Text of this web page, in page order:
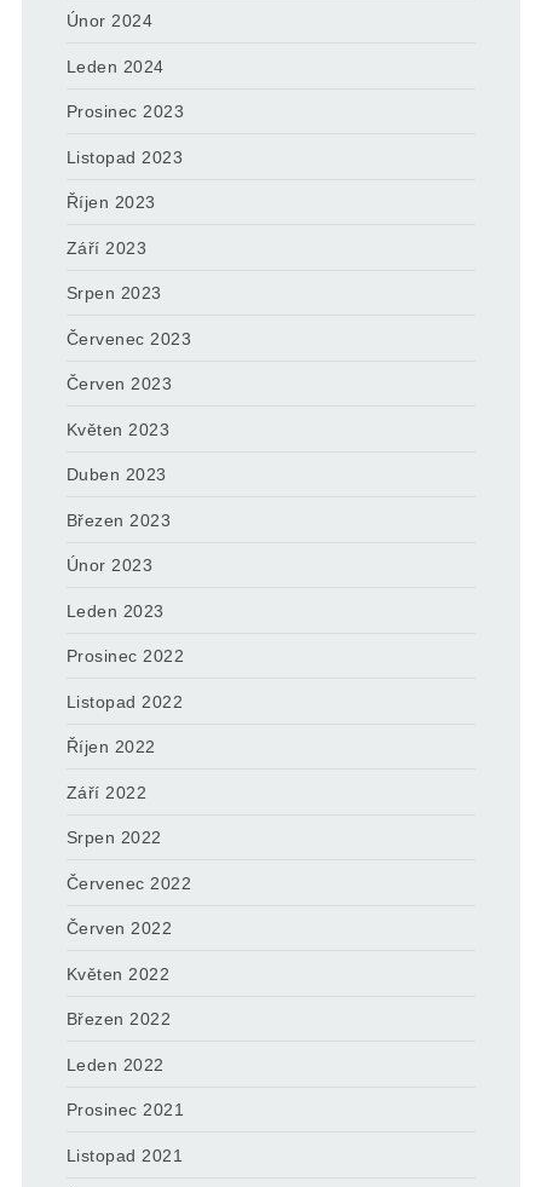
Únor 2024
Leden 2024
Prosinec 2023
Listopad 2023
Říjen 2023
Září 2023
Srpen 2023
Červenec 2023
Červen 2023
Květen 2023
Duben 2023
Březen 2023
Únor 2023
Leden 2023
Prosinec 2022
Listopad 2022
Říjen 2022
Září 2022
Srpen 2022
Červenec 2022
Červen 2022
Květen 2022
Březen 2022
Leden 2022
Prosinec 2021
Listopad 2021